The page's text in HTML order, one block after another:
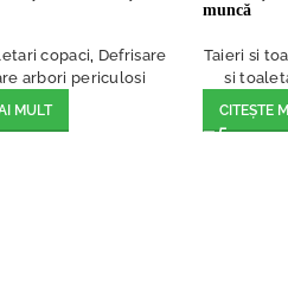
copaci, Defrisare
arbori periculosi
MULT
muncă
Taieri si
si
CITEȘTE